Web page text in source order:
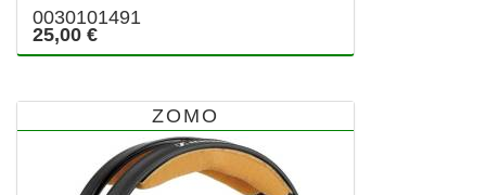
0030101491
25,00 €
ZOMO